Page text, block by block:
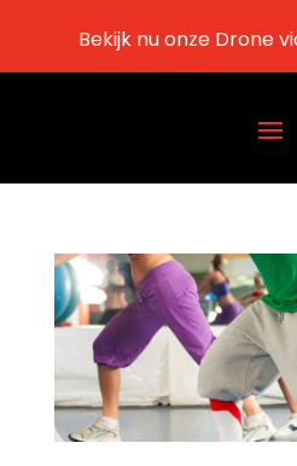
Bekijk nu onze Drone